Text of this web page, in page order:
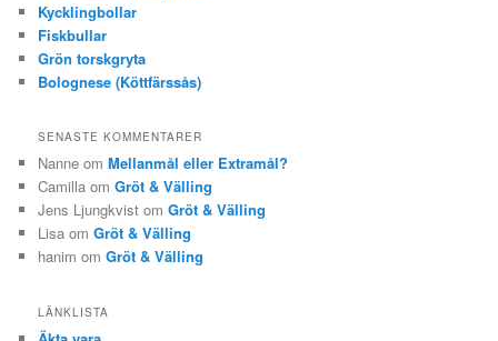
Kycklingbollar
Fiskbullar
Grön torskgryta
Bolognese (Köttfärssås)
SENASTE KOMMENTARER
Nanne omMellanmål eller Extramål?
Camilla omGröt & Välling
Jens Ljungkvist omGröt & Välling
Lisa omGröt & Välling
hanim omGröt & Välling
LÄNKLISTA